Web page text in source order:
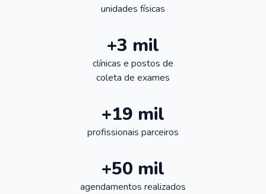
unidades físicas
+3 mil
clínicas e postos de
coleta de exames
+19 mil
profissionais parceiros
+50 mil
agendamentos realizados